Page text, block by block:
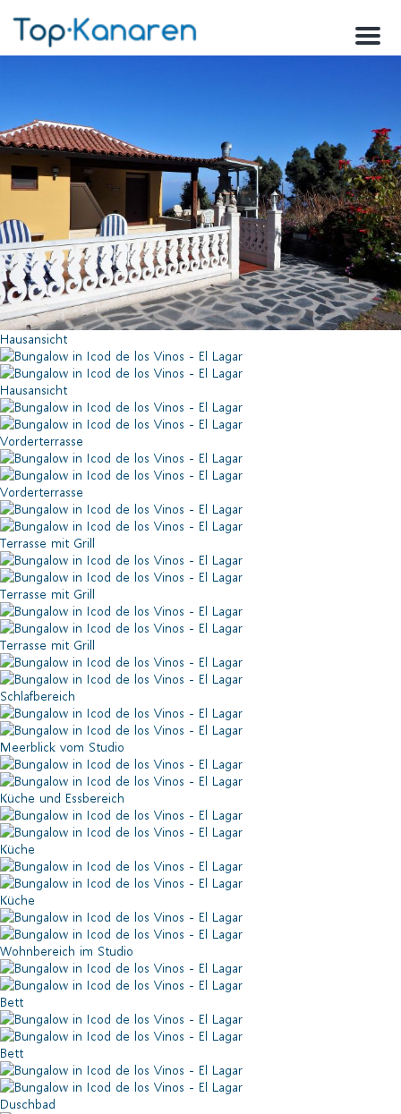
Menu
Hausansicht
Hausansicht
Vorderterrasse
Vorderterrasse
Terrasse mit Grill
Terrasse mit Grill
Terrasse mit Grill
Schlafbereich
Meerblick vom Studio
Küche und Essbereich
Küche
Küche
Wohnbereich im Studio
Bett
Bett
Duschbad